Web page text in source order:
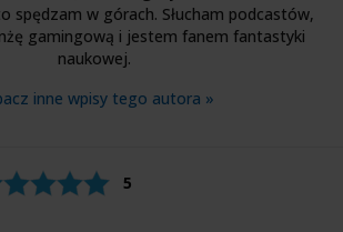
spędzam w górach. Słucham podcastów,
gamingową i jestem fanem fantastyki
naukowej.
inne wpisy tego autora »
5